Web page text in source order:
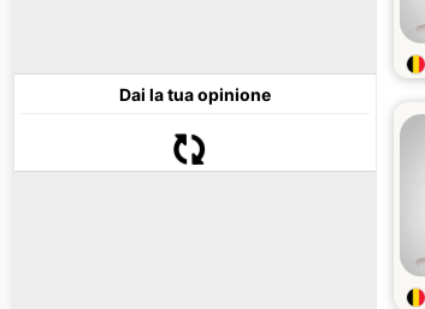
Dai la tua opinione